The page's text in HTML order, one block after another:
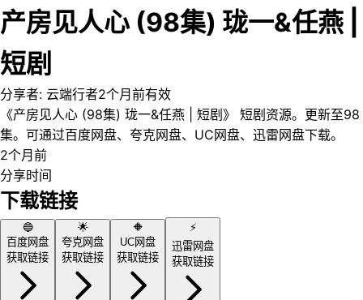
产房见人心 (98集) 珑一&任燕 |
短剧
分享者: 云端行者2个月前有效
《产房见人心 (98集) 珑一&任燕 | 短剧》 短剧资源。更新至98
集。可通过百度网盘、夸克网盘、UC网盘、迅雷网盘下载。
2个月前
分享时间
下载链接
🔵
百度网盘
获取链接
🌟
夸克网盘
获取链接
🔶
UC网盘
获取链接
⚡
迅雷网盘
获取链接